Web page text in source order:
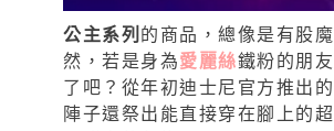
公主系列 的商品，總像是有股
然，若是身為愛麗絲鐵粉的朋
了吧？從年初迪士尼官方推出
陣子還祭出能直接穿在腳上的